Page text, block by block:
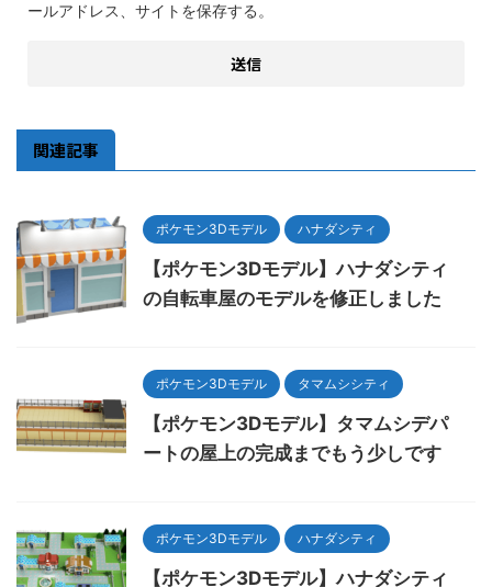
ールアドレス、サイトを保存する。
関連記事
ポケモン3Dモデル ハナダシティ
【ポケモン3Dモデル】ハナダシティ
の自転車屋のモデルを修正しました
ポケモン3Dモデル タマムシシティ
【ポケモン3Dモデル】タマムシデパ
ートの屋上の完成までもう少しです
ポケモン3Dモデル ハナダシティ
【ポケモン3Dモデル】ハナダシティ